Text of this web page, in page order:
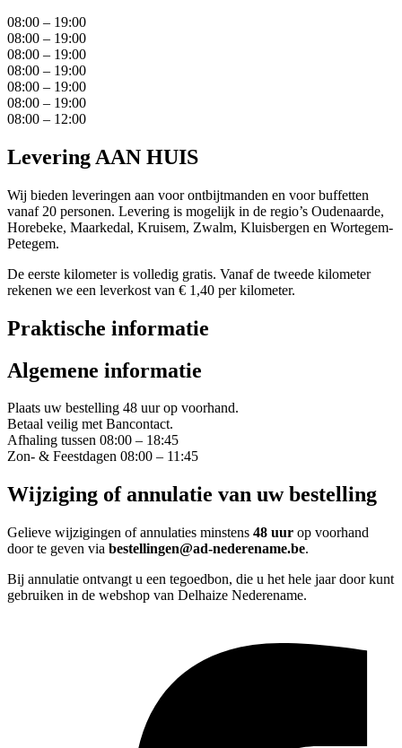
08:00 – 19:00
08:00 – 19:00
08:00 – 19:00
08:00 – 19:00
08:00 – 19:00
08:00 – 19:00
08:00 – 12:00
Levering AAN HUIS
Wij bieden leveringen aan voor ontbijtmanden en voor buffetten
vanaf 20 personen. Levering is mogelijk in de regio’s Oudenaarde,
Horebeke, Maarkedal, Kruisem, Zwalm, Kluisbergen en Wortegem-
Petegem.
De eerste kilometer is volledig gratis. Vanaf de tweede kilometer
rekenen we een leverkost van € 1,40 per kilometer.
Praktische informatie
Algemene informatie
Plaats uw bestelling 48 uur op voorhand.
Betaal veilig met Bancontact.
Afhaling tussen 08:00 – 18:45
Zon- & Feestdagen 08:00 – 11:45
Wijziging of annulatie van uw bestelling
Gelieve wijzigingen of annulaties minstens 48 uur op voorhand
door te geven via bestellingen@ad-nederename.be.
Bij annulatie ontvangt u een tegoedbon, die u het hele jaar door kunt
gebruiken in de webshop van Delhaize Nederename.